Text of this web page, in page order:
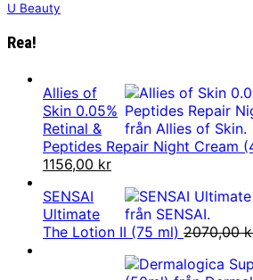
U Beauty
Rea!
Allies of
Skin 0.05%
Retinal &
Peptides Repair Night Cream
Det
priset
var:
1515,00 kr.
1156,00 krDet
priset
är:
1156,00 kr.
SENSAI
Ultimate
The Lotion II (75 ml) 2070,00